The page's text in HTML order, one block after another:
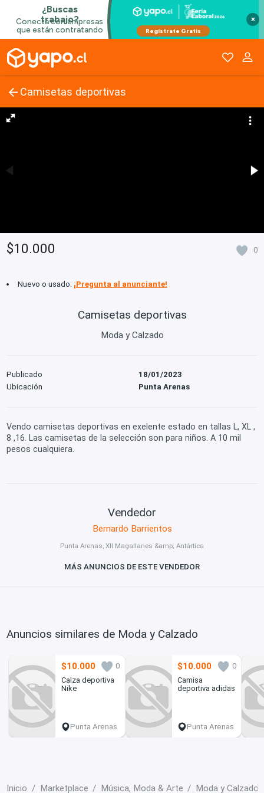
×
Camisetas deportivas
$10.000 0
Nuevo o usado: ¡Pregunta al anunciante!
Camisetas deportivas
Moda y Calzado
Publicado
18/01/2023
Ubicación
Punta Arenas
Vendo camisetas deportivas en exelente estado en tallas L, XL ,
8 ,16. Las camisetas de la selección son para niños. A 10 mil
pesos cualquiera.
Vendedor
Bernardo Barrientos
Punta Arenas, XII Magallanes &amp; Antártica
MÁS ANUNCIOS DE ESTE VENDEDOR
Anuncios similares de Moda y Calzado
$10.000
0
Calza deportiva
Nike
Punta Arenas
$10.000
0
Camisa
deportiva adidas
Punta Arenas
Inicio Marketplace Música, Moda & Arte Moda y Calzado